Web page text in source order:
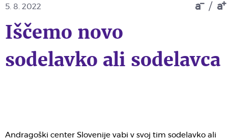
a / a
5. 8. 2022
Iščemo novo
sodelavko ali sodelavca
Andragoški center Slovenije vabi v svoj tim sodelavko ali